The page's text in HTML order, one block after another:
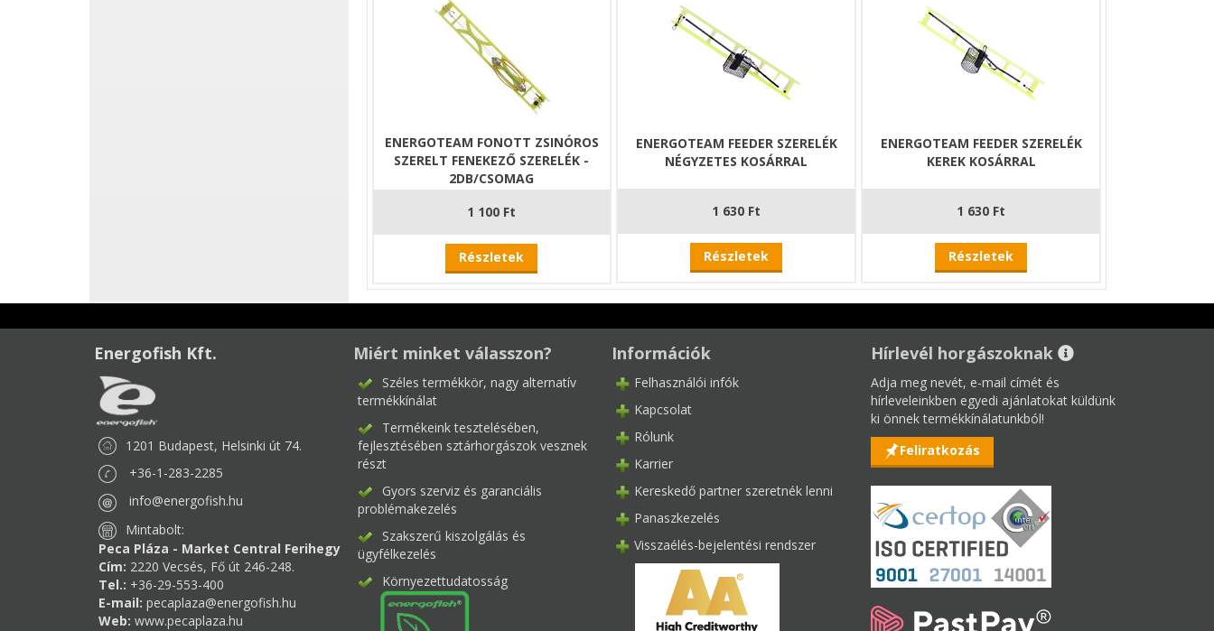
ENERGOTEAM FONOTT ZSINÓROS
SZERELT FENEKEZŐ SZERELÉK -
2DB/CSOMAG
1 100 Ft
Részletek
ENERGOTEAM FEEDER SZERELÉK
NÉGYZETES KOSÁRRAL
1 630 Ft
Részletek
ENERGOTEAM FEEDER SZERELÉK
KEREK KOSÁRRAL
1 630 Ft
Részletek
Energofish Kft.
1201 Budapest, Helsinki út 74.
+36-1-283-2285
info@energofish.hu
Mintabolt:
Peca Pláza - Market Central Ferihegy
Cím: 2220 Vecsés, Fő út 246-248.
Tel.: +36-29-553-400
E-mail: pecaplaza@energofish.hu
Web: www.pecaplaza.hu
Miért minket válasszon?
Széles termékkör, nagy alternatív
termékkínálat
Termékeink tesztelésében,
fejlesztésében sztárhorgászok vesznek
részt
Gyors szerviz és garanciális
problémakezelés
Szakszerű kiszolgálás és
ügyfélkezelés
Környezettudatosság
Információk
Felhasználói infók
Kapcsolat
Rólunk
Karrier
Kereskedő partner szeretnék lenni
Panaszkezelés
Visszaélés-bejelentési rendszer
Hírlevél horgászoknak
Adja meg nevét, e-mail címét és
hírleveleinkben egyedi ajánlatokat küldünk
ki önnek termékkínálatunkból!
Feliratkozás